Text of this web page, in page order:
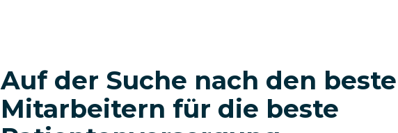
Auf der Suche nach den
Mitarbeitern für die beste